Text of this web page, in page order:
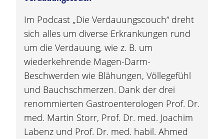
Im Podcast „Die Verdauungscouch“ dreht
sich alles um diverse Erkrankungen rund
um die Verdauung, wie z. B. um
wiederkehrende Magen-Darm-
Beschwerden wie Blähungen, Völlegefühl
und Bauchschmerzen. Dank der drei
renommierten Gastroenterologen Prof. Dr.
med. Martin Storr, Prof. Dr. med. Joachim
Labenz und Prof. Dr. med. habil. Ahmed